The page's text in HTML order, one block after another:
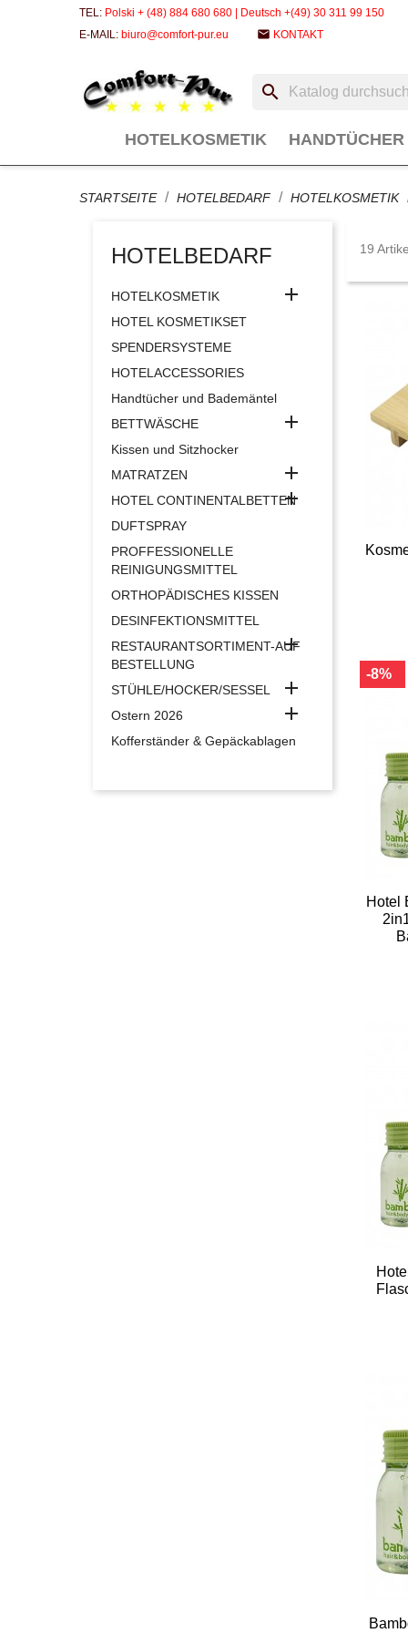
TEL: Polski + (48) 884 680 680 | Deutsch +(49) 30 311 99 150
E-MAIL: biuro@comfort-pur.eu email KONTAKT
search
HOTELKOSMETIK
STARTSEITE HOTELBEDARF HOTELKOSMETIK
HOTELBEDARF
HOTELKOSMETIK 
HOTEL KOSMETIKSET
SPENDERSYSTEME
HOTELACCESSORIES
Handtücher und Bademäntel
BETTWÄSCHE

Kissen und Sitzhocker
MATRATZEN

HOTEL CONTINENTALBETTEN

DUFTSPRAY
PROFFESSIONELLE
REINIGUNGSMITTEL
ORTHOPÄDISCHES KISSEN
DESINFEKTIONSMITTEL
RESTAURANTSORTIMENT-AUF
BESTELLUNG

STÜHLE/HOCKER/SESSEL 
Ostern 2026 
Kofferständer & Gepäckablagen
19
Hotel
-8%